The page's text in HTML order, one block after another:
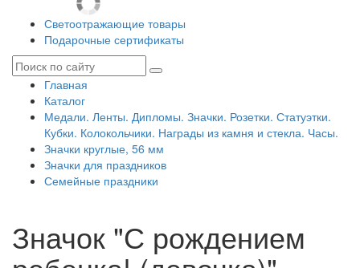
Светоотражающие товары
Подарочные сертификаты
Главная
Каталог
Медали. Ленты. Дипломы. Значки. Розетки. Статуэтки.
Кубки. Колокольчики. Награды из камня и стекла. Часы.
Значки круглые, 56 мм
Значки для праздников
Семейные праздники
Значок "С рождением